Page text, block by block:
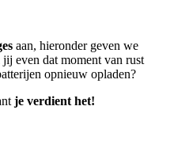
aan, hieronder geven we
even dat moment van rust
opnieuw opladen?
je verdient het!